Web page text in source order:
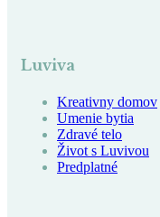
Luviva
Kreativny domov
Umenie bytia
Zdravé telo
Život s Luvivou
Predplatné